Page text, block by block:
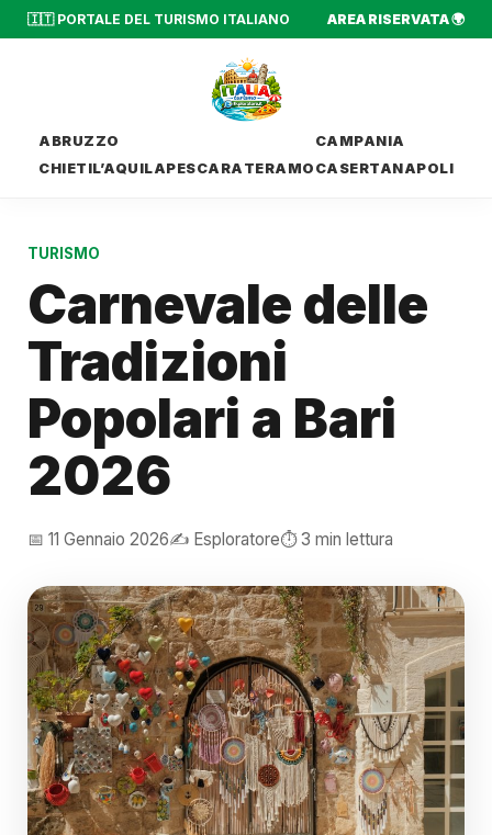
🇮🇹 PORTALE DEL TURISMO ITALIANO AREA RISERVATA 🌍
ABRUZZO
CHIETIL’AQUILAPESCARA TERAMO
CAMPANIA
CASERTANAPOLI
TURISMO
Carnevale delle
Tradizioni
Popolari a Bari
2026
📅 11 Gennaio 2026✍️ Esploratore⏱️ 3 min lettura